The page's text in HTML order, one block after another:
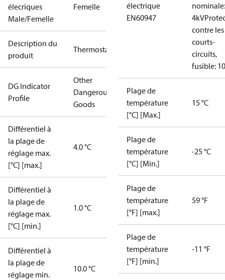
élecriques
Male/Femelle
Femelle
Description du
produit
Thermostat
DG Indicator
Profile
Other
Dangerous
Goods
Différentiel à
la plage de
réglage max.
[°C] [max.]
4.0 °C
Différentiel à
la plage de
réglage max.
[°C] [min.]
1.0 °C
Différentiel à
la plage de
réglage min.
10.0 °C
électrique
EN60947
nominale:
4kV
contre les
courts-
circuits,
fusible:
Plage de
température
[°C] [Max.]
15 °C
Plage de
température
[°C] [Min.]
-25 °C
Plage de
température
[°F] [max.]
59 °F
Plage de
température
[°F] [min.]
-11 °F